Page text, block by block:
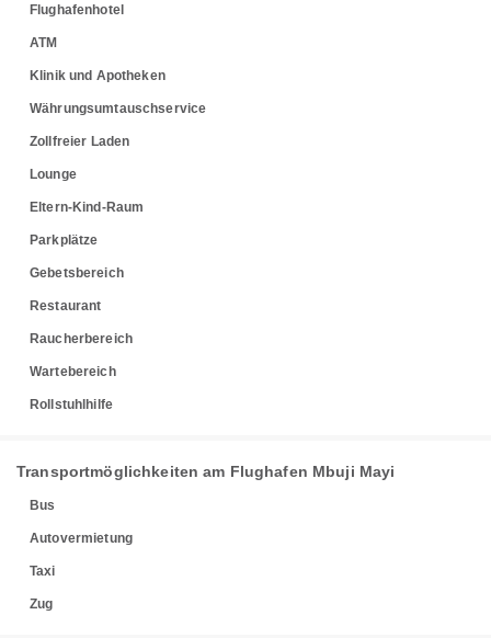
Flughafenhotel
ATM
Klinik und Apotheken
Währungsumtauschservice
Zollfreier Laden
Lounge
Eltern-Kind-Raum
Parkplätze
Gebetsbereich
Restaurant
Raucherbereich
Wartebereich
Rollstuhlhilfe
Transportmöglichkeiten am Flughafen Mbuji Mayi
Bus
Autovermietung
Taxi
Zug